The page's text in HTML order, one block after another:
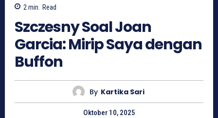
2min. Read
Szczesny Soal Joan
Garcia: Mirip Saya dengan
Buffon
By Kartika Sari
Oktober 10, 2025